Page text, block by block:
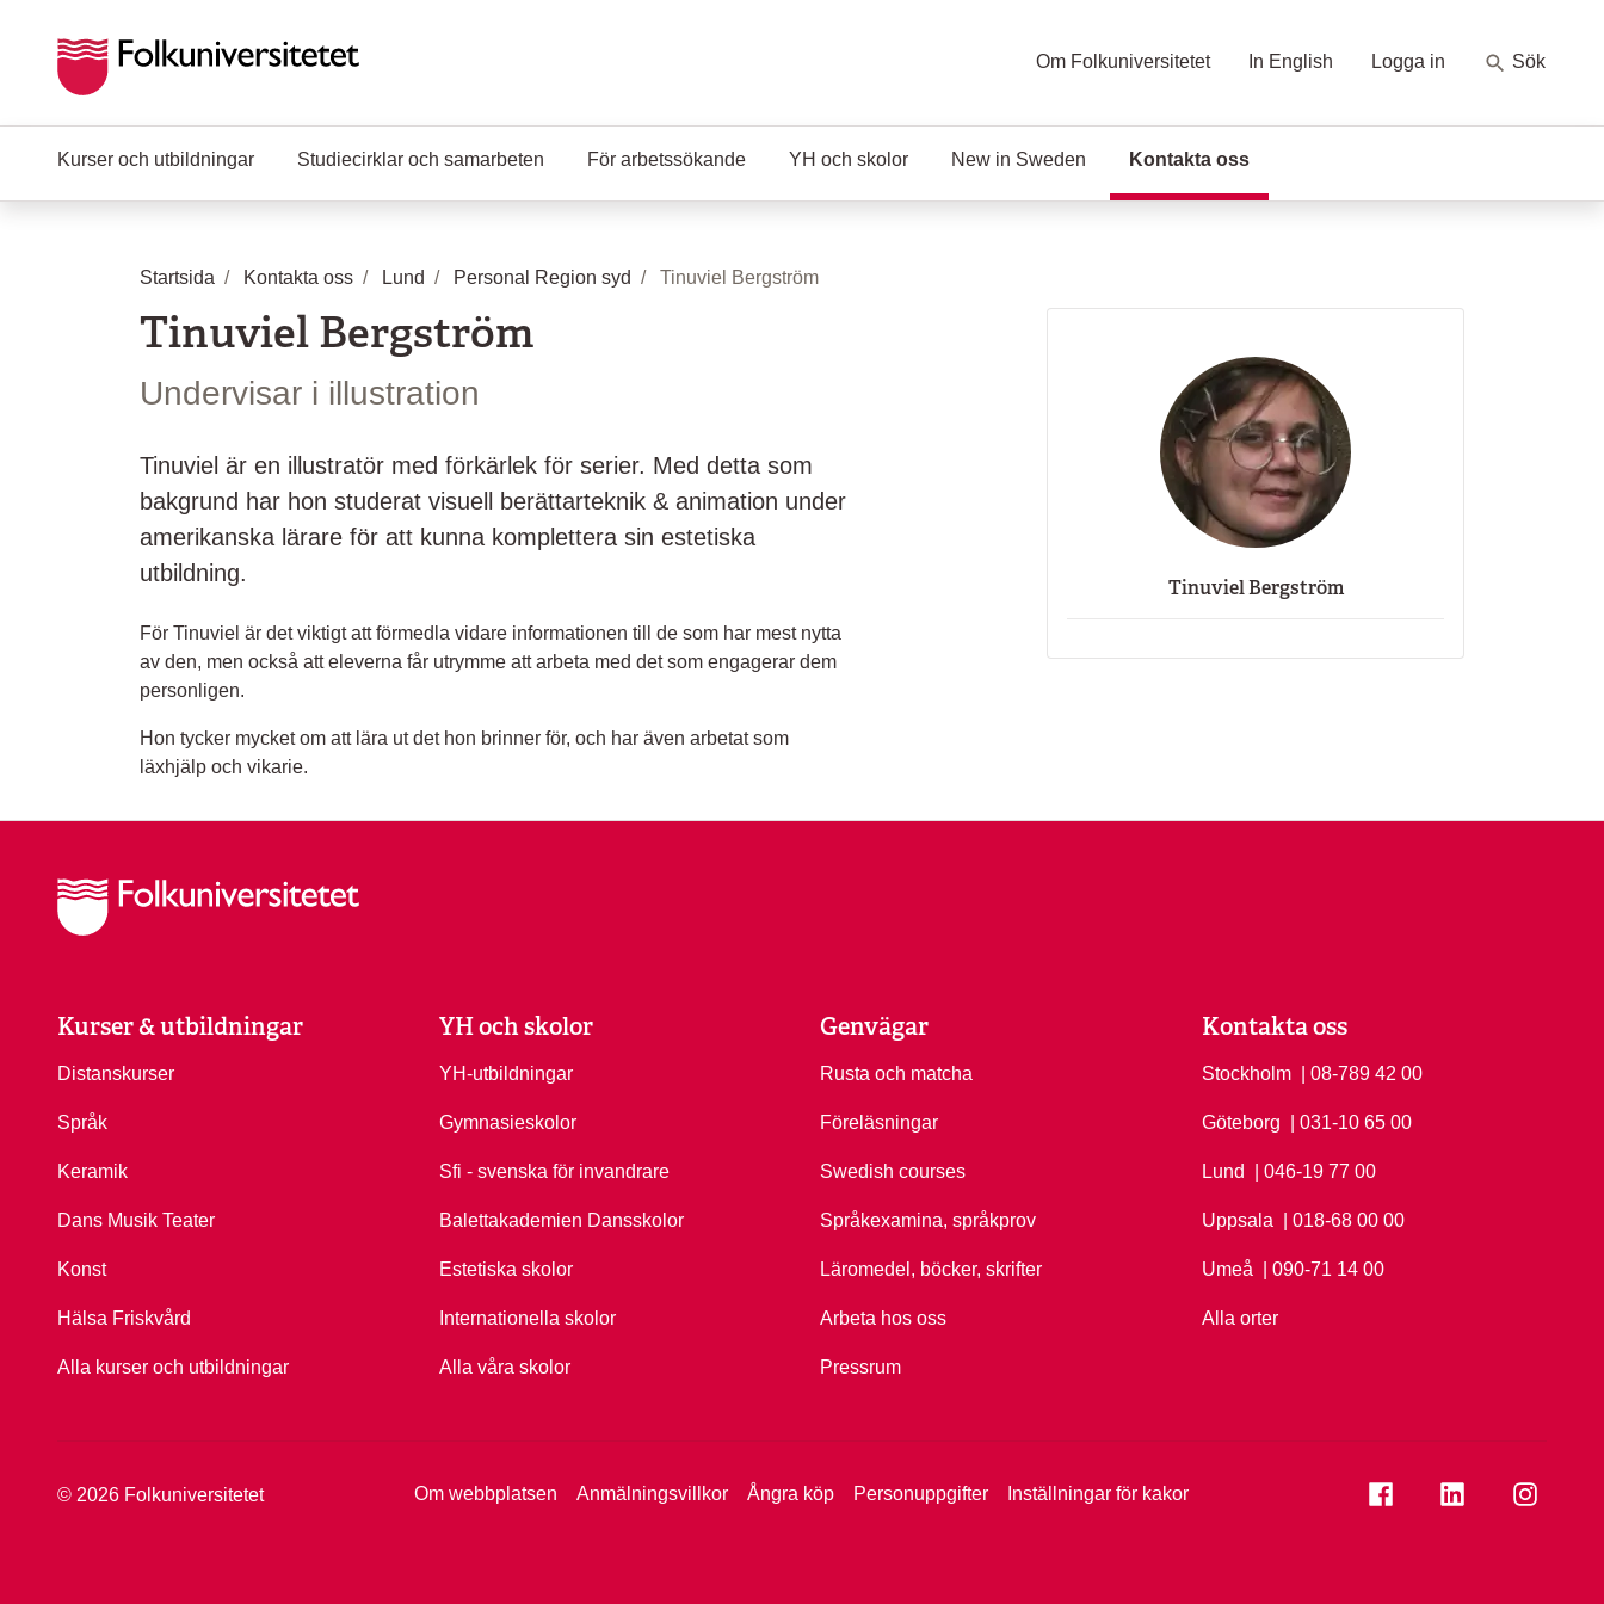
Om Folkuniversitetet In English Logga in Sök
Kurser och utbildningar Studiecirklar och samarbeten För arbetssökande YH och skolor New in Sweden Kontakta oss
Startsida Kontakta oss Lund Personal Region syd Tinuviel Bergström
Tinuviel Bergström
Undervisar i illustration
Tinuviel är en illustratör med förkärlek för serier. Med detta som
bakgrund har hon studerat visuell berättarteknik & animation under
amerikanska lärare för att kunna komplettera sin estetiska
utbildning.
För Tinuviel är det viktigt att förmedla vidare informationen till de som har mest nytta
av den, men också att eleverna får utrymme att arbeta med det som engagerar dem
personligen.
Hon tycker mycket om att lära ut det hon brinner för, och har även arbetat som
läxhjälp och vikarie.
Tinuviel Bergström
Kurser & utbildningar
Distanskurser
Språk
Keramik
Dans Musik Teater
Konst
Hälsa Friskvård
Alla kurser och utbildningar
YH och skolor
YH-utbildningar
Gymnasieskolor
Sfi - svenska för invandrare
Balettakademien Dansskolor
Estetiska skolor
Internationella skolor
Alla våra skolor
Genvägar
Rusta och matcha
Föreläsningar
Swedish courses
Språkexamina, språkprov
Läromedel, böcker, skrifter
Arbeta hos oss
Pressrum
Kontakta oss
Stockholm Ring Stockholm på
| 08-789 42 00
Göteborg Ring Göteborg på
| 031-10 65 00
Lund Ring Lund på
| 046-19 77 00
Uppsala Ring Uppsala på
| 018-68 00 00
Umeå Ring Umeå på
| 090-71 14 00
Alla orter
© 2026 Folkuniversitetet Om webbplatsen Anmälningsvillkor Ångra köp Personuppgifter Inställningar för kakor Se folkuniversitetet på
Se